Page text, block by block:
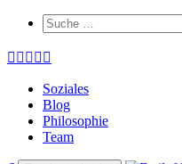
Soziales
Blog
Philosophie
Team